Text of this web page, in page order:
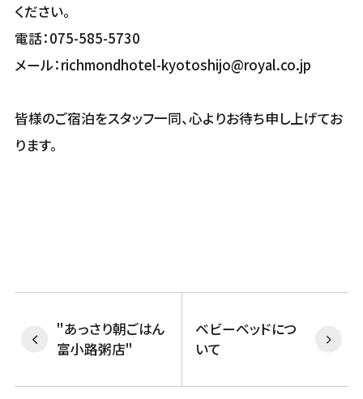
ください。
電話：075-585-5730
メール：richmondhotel-kyotoshijo@royal.co.jp
皆様のご宿泊をスタッフ一同、心よりお待ち申し上げてお
ります。
"あっさり朝ごはん
富小路粥店"
ベビーベッドにつ
いて